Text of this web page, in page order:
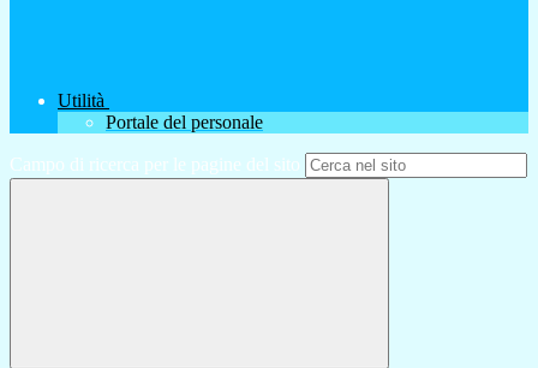
Utilità
Portale del personale
Campo di ricerca per le pagine del sito